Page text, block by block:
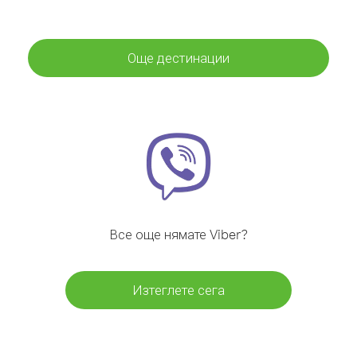
Още дестинации
Все още нямате Viber?
Изтеглете сега